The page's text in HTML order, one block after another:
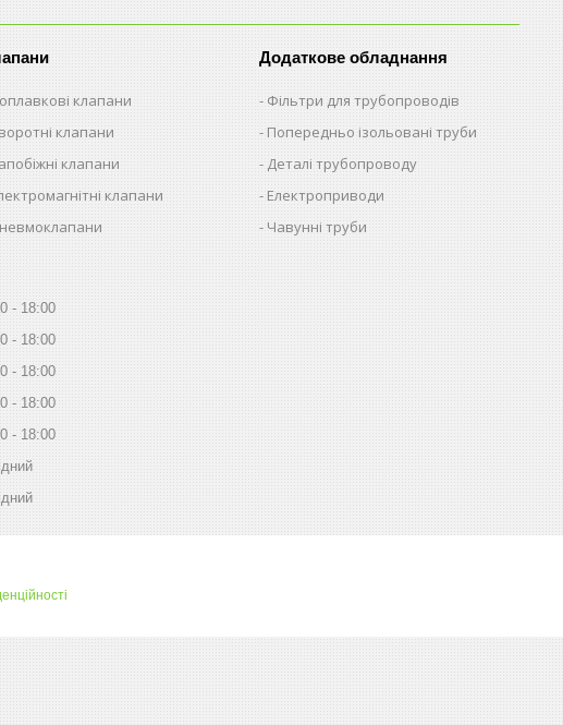
клапани
клапани
клапани
клапани
Додаткове обладнання
Фільтри для трубопроводів
Попередньо ізольовані труби
Деталі трубопроводу
Електроприводи
Чавунні труби
18:00
18:00
18:00
18:00
18:00